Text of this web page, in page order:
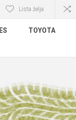
Lista želja
TOYOTA